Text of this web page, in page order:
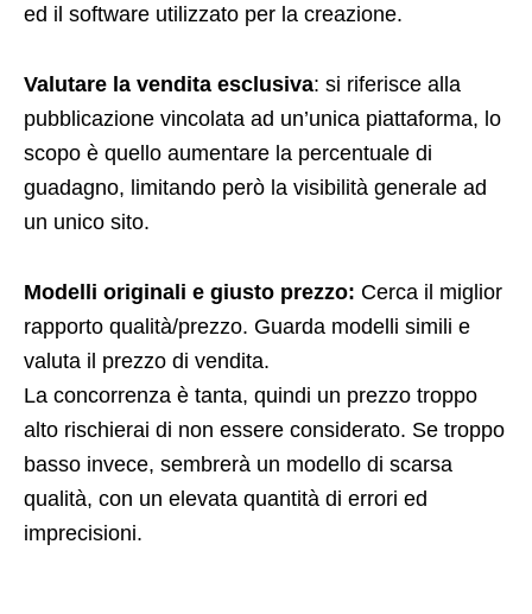
ed il software utilizzato per la creazione.
Valutare la vendita esclusiva: si riferisce alla
pubblicazione vincolata ad un’unica piattaforma, lo
scopo è quello aumentare la percentuale di
guadagno, limitando però la visibilità generale ad
un unico sito.
Modelli originali e giusto prezzo: Cerca il miglior
rapporto qualità/prezzo. Guarda modelli simili e
valuta il prezzo di vendita.
La concorrenza è tanta, quindi un prezzo troppo
alto rischierai di non essere considerato. Se troppo
basso invece, sembrerà un modello di scarsa
qualità, con un elevata quantità di errori ed
imprecisioni.